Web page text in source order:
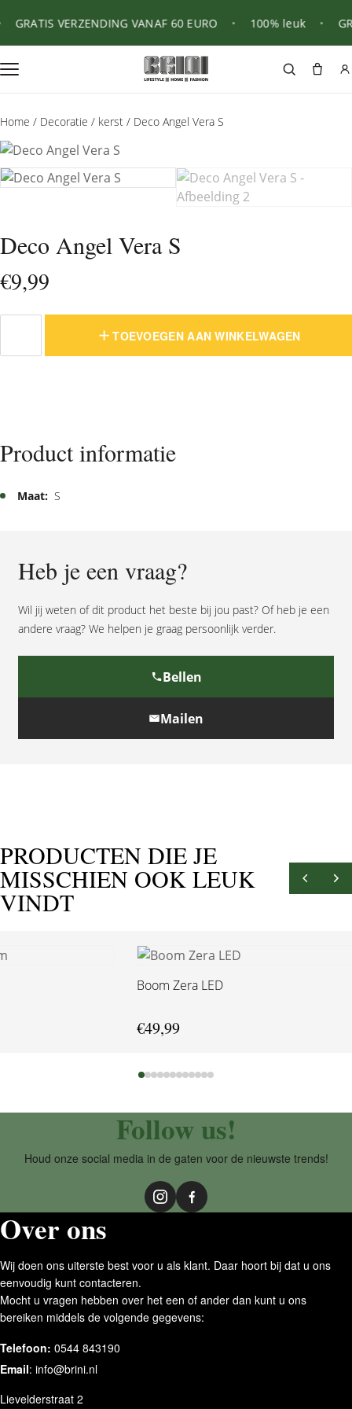
GRATIS VERZENDING VANAF 60 EURO 100% leuk
Home / Decoratie / kerst / Deco Angel Vera S
Deco Angel Vera S
€9,99
TOEVOEGEN AAN WINKELWAGEN
Product informatie
Maat: S
Heb je een vraag?
Wil jij weten of dit product het beste bij jou past? Of heb je een
andere vraag? We helpen je graag persoonlijk verder.
Bellen
Mailen
PRODUCTEN DIE JE
MISSCHIEN OOK LEUK
VINDT
Boom Zera LED
€49,99
Follow us!
Houd onze social media in de gaten voor de nieuwste trends!
Over ons
Wij doen ons uiterste best voor u als klant. Daar hoort bij dat u ons
eenvoudig kunt contacteren.
Mocht u vragen hebben over het een of ander dan kunt u ons
bereiken middels de volgende gegevens:
Telefoon: 0544 843190
Email: info@brini.nl
Lievelderstraat 2